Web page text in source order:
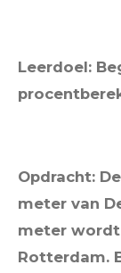
Leerdoel:
Opdracht:
meter van
meter wordt
Rotterdam.